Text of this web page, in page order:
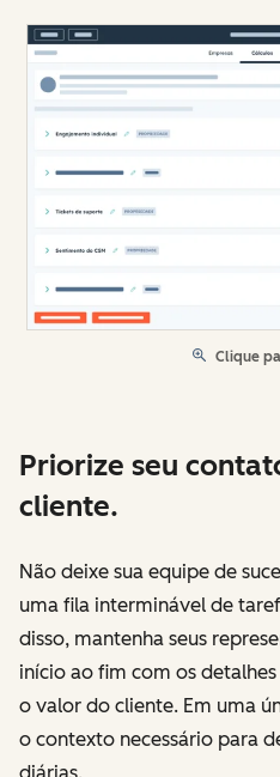
Clique
Priorize seu
cliente.
Não deixe sua equipe de
uma fila interminável de
disso, mantenha seus
início ao fim com os
o valor do cliente. Em uma
o contexto necessário para